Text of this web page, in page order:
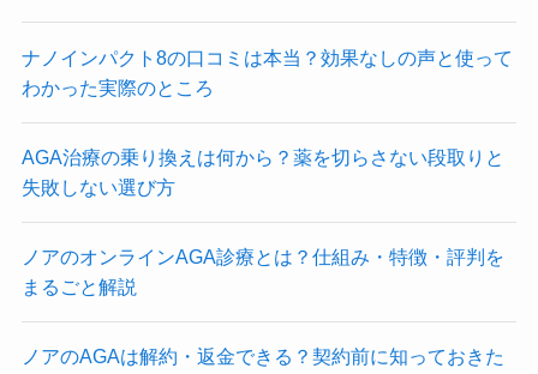
ナノインパクト8の口コミは本当？効果なしの声と使って
わかった実際のところ
AGA治療の乗り換えは何から？薬を切らさない段取りと
失敗しない選び方
ノアのオンラインAGA診療とは？仕組み・特徴・評判を
まるごと解説
ノアのAGAは解約・返金できる？契約前に知っておきた